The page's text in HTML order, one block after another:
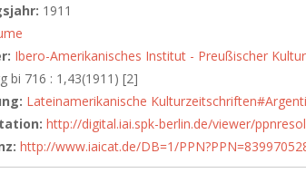
1911
Ibero-Amerikanisches Institut - Preußischer
bi 716 : 1,43(1911) [2]
Lateinamerikanische
http://digital.iai.spk-berlin.de/viewer/
http://www.iaicat.de/DB=1/